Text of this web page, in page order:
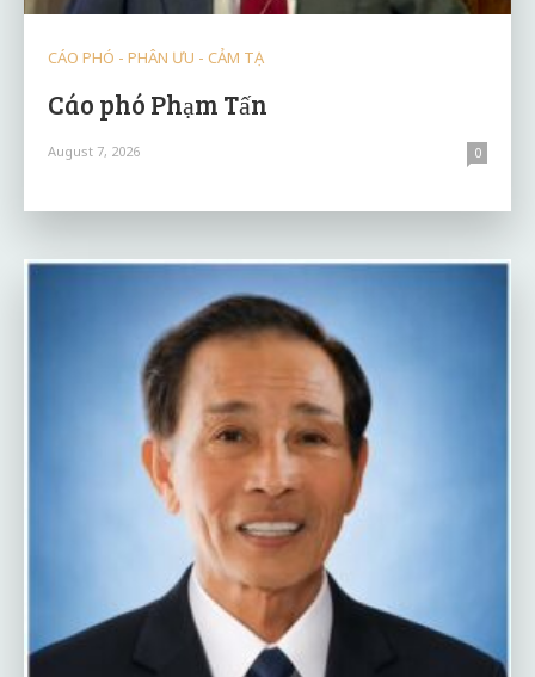
CÁO PHÓ - PHÂN ƯU - CẢM TẠ
Cáo phó Phạm Tấn
August 7, 2026 0